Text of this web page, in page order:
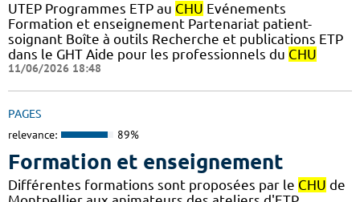
UTEP Programmes ETP au CHU Evénements
Formation et enseignement Partenariat patient-
soignant Boîte à outils Recherche et publications ETP
dans le GHT Aide pour les professionnels du CHU
11/06/2026 18:48
PAGES
relevance: 89%
Formation et enseignement
Différentes formations sont proposées par le CHU de